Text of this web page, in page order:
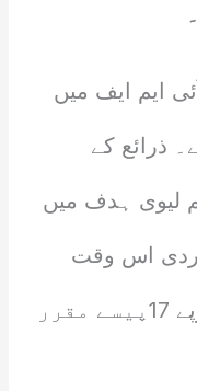
ایم ایف میں
ذرائع کے
لیوی ہدف میں
اس وقت
پیٹرول پر فی لیٹر لیوی 108روپے 17پیسے مقرر